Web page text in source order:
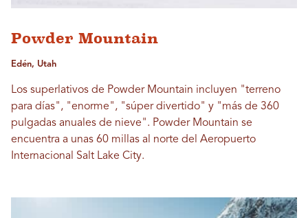
Powder Mountain
Edén, Utah
Los superlativos de Powder Mountain incluyen "terreno
para días", "enorme", "súper divertido" y "más de 360 ​​
pulgadas anuales de nieve". Powder Mountain se
encuentra a unas 60 millas al norte del Aeropuerto
Internacional Salt Lake City.